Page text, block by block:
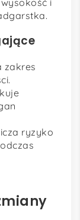
i
zakres
ryzyko